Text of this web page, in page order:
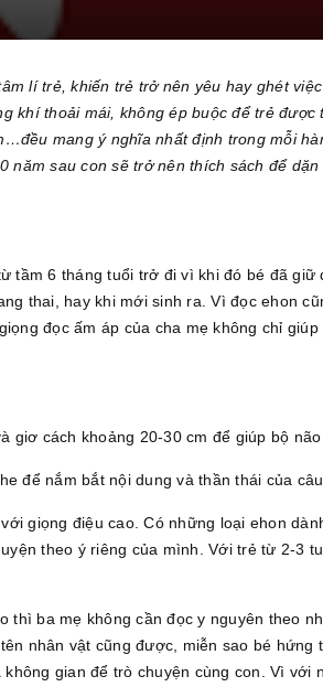
lí trẻ, khiến trẻ trở nên yêu hay ghét
khí thoải mái, không ép buộc để trẻ
mang ý nghĩa nhất định trong mỗi
sau con sẽ trở nên thích sách để
tầm 6 tháng tuổi trở đi vì khi đó bé đã giữ
thai, hay khi mới sinh ra. Vì đọc ehon
đọc ấm áp của cha mẹ không chỉ
cách khoảng 20-30 cm để giúp bộ
để nắm bắt nội dung và thần thái của câu
giọng điệu cao. Có những loại ehon
theo ý riêng của mình. Với trẻ từ 2-3
ba mẹ không cần đọc y nguyên theo
nhân vật cũng được, miễn sao bé hứng
gian để trò chuyện cùng con. Vì với